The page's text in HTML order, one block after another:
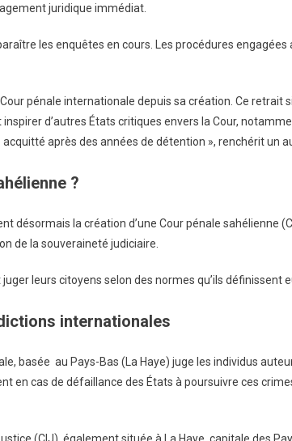
juridique immédiat.
les enquêtes en cours. Les procédures
pénale internationale depuis sa création. Ce retrait
d’autres États critiques envers la Cour,
après des années de détention », renchérit un
?
désormais la création d’une Cour pénale sahélienne
de la souveraineté judiciaire.
leurs citoyens selon des normes qu’ils définissent
internationales
basée au Pays-Bas (La Haye) juge les individus
en cas de défaillance des États à poursuivre ces
(CIJ), également située à La Haye, capitale des